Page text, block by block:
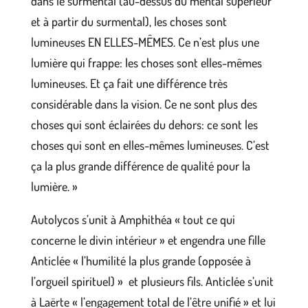
et à partir du surmental), les choses sont
lumineuses EN ELLES-MÊMES. Ce n’est plus une
lumière qui frappe: les choses sont elles-mêmes
lumineuses. Et ça fait une différence très
considérable dans la vision. Ce ne sont plus des
choses qui sont éclairées du dehors: ce sont les
choses qui sont en elles-mêmes lumineuses. C’est
ça la plus grande différence de qualité pour la
lumière. »
Autolycos s’unit à Amphithéa « tout ce qui
concerne le divin intérieur » et engendra une fille
Anticlée « l’humilité la plus grande (opposée à
l’orgueil spirituel) » et plusieurs fils. Anticlée s’unit
à Laërte « l’engagement total de l’être unifié » et lui